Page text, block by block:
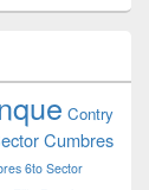
Contry
Cumbres
6to Sector